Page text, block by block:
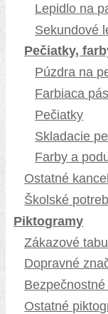
Lepidlo na
Sekundové
Pečiatky,
Púzdra na
Farbiaca
Pečiatky
Skladacie
Farby a
Ostatné
Školské
Piktogramy
Zákazové
Dopravné
Ostatné